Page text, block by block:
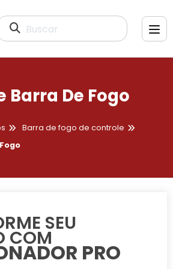
Buscar
Barra De Fogo
Barra de fogo de controle
SEU
COM
PRO